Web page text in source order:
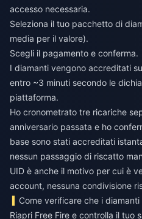
accesso necessaria.
Seleziona il tuo pacchetto di
media per il valore).
Scegli il pagamento e conferma.
I diamanti vengono accreditati
entro ~3 minuti secondo le
piattaforma.
Ho cronometrato tre ricariche
anniversario passata e ho
base sono stati accreditati
nessun passaggio di riscatto
UID è anche il motivo per cui è
account, nessuna condivisione
Come verificare che i
Riapri Free Fire e controlla il tuo